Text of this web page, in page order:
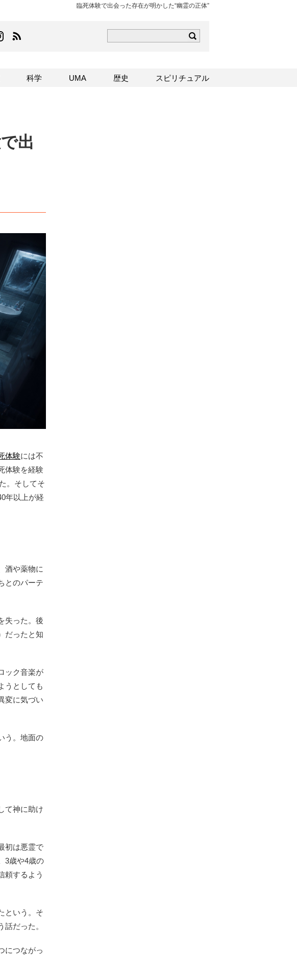
臨死体験で出会った存在が明かした“幽霊の正体”
のFacebookはこちら
TOCANAのinstagramはこちら
出
体験には不
体験を経験
。そしてそ
年以上が経
酒や薬物に
とのパーテ
失った。後
だったと知
ック音楽が
うとしても
変に気づい
う。地面の
て神に助け
初は悪霊で
3歳や4歳の
頼するよう
という。そ
だった。
につながっ
科学 UMA 歴史 スピリチュアル